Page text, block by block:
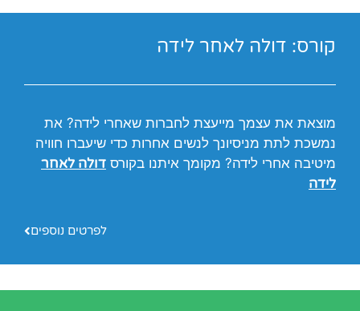
קורס: דולה לאחר לידה
מוצאת את עצמך מייעצת לחברות שאחרי לידה? את
נמשכת לתת מניסיונך לנשים אחרות כדי שיעברו חוויה
מיטיבה אחרי לידה? מקומך איתנו בקורס דולה לאחר
לידה
לפרטים נוספים